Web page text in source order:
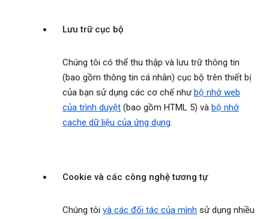
Lưu trữ cục bộ
Chúng tôi có thể thu thập và lưu trữ thông tin
(bao gồm thông tin cá nhân) cục bộ trên thiết bị
của bạn sử dụng các cơ chế nhưbộ nhớ web
của trình duyệt (bao gồm HTML 5) và bộ nhớ
cache dữ liệu của ứng dụng.
Cookie và các công nghệ tương tự
Chúng tôi và các đối tác của mình sử dụng nhiều